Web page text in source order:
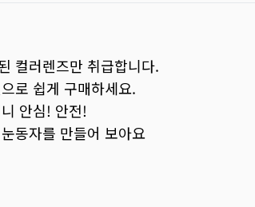
컬러렌즈만 취급합니다.
로 쉽게 구매하세요.
안심! 안전!
동자를 만들어 보아요